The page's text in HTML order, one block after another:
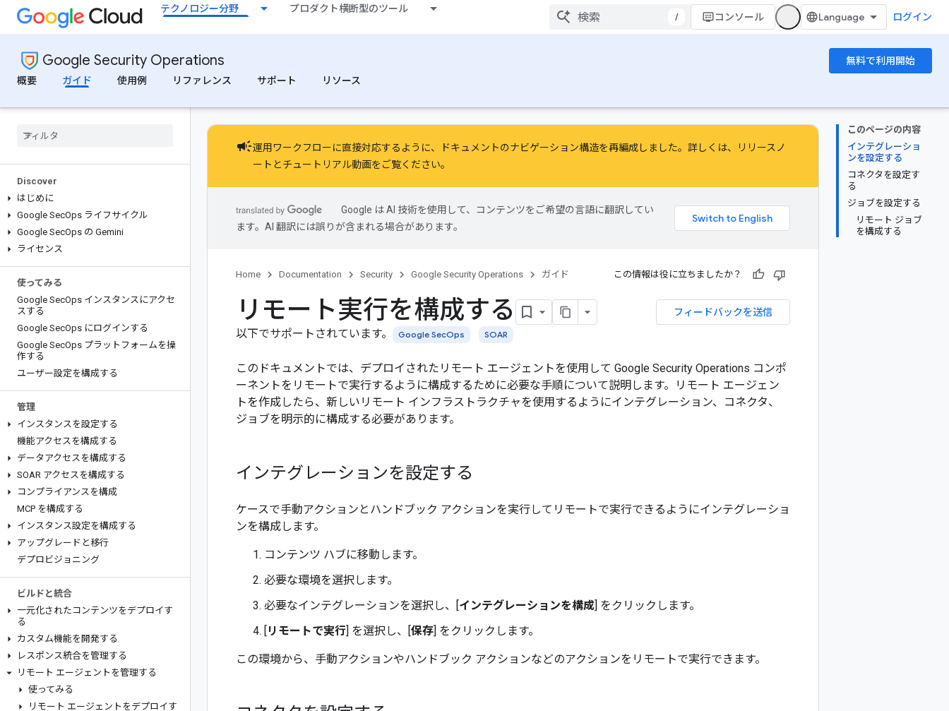
テクノロジー分野 プロダクト横断型のツール
/ コンソール ログイン
Google Security Operations
無料で利用開始
概要
ガイド 使用例 リファレンス サポート リソース
Discover
はじめに
Google SecOps ライフサイクル
Google SecOps の Gemini
ライセンス
使ってみる
Google SecOps インスタンスにアクセ
スする
Google SecOps にログインする
Google SecOps プラットフォームを操
作する
ユーザー設定を構成する
管理
インスタンスを設定する
機能アクセスを構成する
データアクセスを構成する
SOAR アクセスを構成する
コンプライアンスを構成
MCP を構成する
インスタンス設定を構成する
アップグレードと移行
デプロビジョニング
ビルドと統合
一元化されたコンテンツをデプロイす
る
カスタム機能を開発する
レスポンス統合を管理する
リモート エージェントを管理する
使ってみる
リモート エージェントをデプロイす
このページの内容
インテグレーショ
ンを設定する
コネクタを設定す
る
ジョブを設定する
リモート ジョブ
を構成する
campaign運用ワークフローに直接対応するように、ドキュメントのナビゲーション構造を再編成しました。詳しくは、
リリースノ
ート とチュートリアル動画をご覧ください。
Google は AI 技術を使用して、コンテンツをご希望の言語に翻訳してい
ます。AI 翻訳には誤りが含まれる場合があります。
Home Documentation Security Google Security Operations ガイド この情報は役に立ちましたか？
フィードバックを送信
リモート実行を構成する
以下でサポートされています。 Google SecOps SOAR
このドキュメントでは、デプロイされたリモート エージェントを使用して Google Security Operations コンポ
ーネントをリモートで実行するように構成するために必要な手順について説明します。リモート エージェン
トを作成したら、新しいリモート インフラストラクチャを使用するようにインテグレーション、コネクタ、
ジョブを明示的に構成する必要があります。
インテグレーションを設定する
ケースで手動アクションとハンドブック アクションを実行してリモートで実行できるようにインテグレーショ
ンを構成します。
コンテンツ ハブに移動します。
必要な環境を選択します。
必要なインテグレーションを選択し、[インテグレーションを構成] をクリックします。
[リモートで実行] を選択し、[保存] をクリックします。
この環境から、手動アクションやハンドブック アクションなどのアクションをリモートで実行できます。